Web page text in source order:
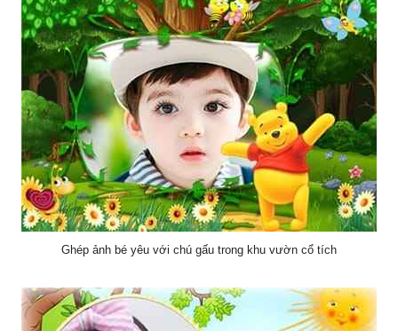
Ghép ảnh bé yêu với chú gấu trong khu vườn cổ tích